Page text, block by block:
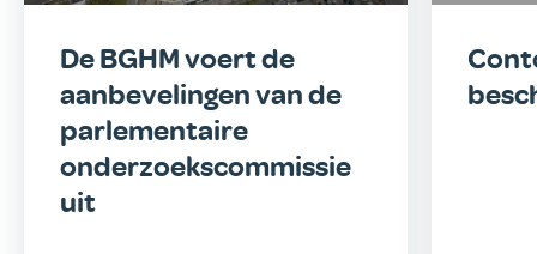
De BGHM voert de
aanbevelingen van de
parlementaire
onderzoekscommissie
uit